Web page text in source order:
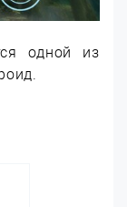
одной из